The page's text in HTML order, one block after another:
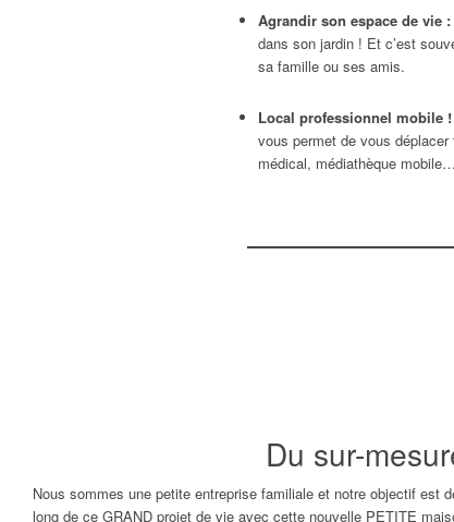
Agrandir son espace de vie :
dans son jardin ! Et c’est
sa famille ou ses amis.
Local professionnel mobile !
vous permet de vous
médical, médiathèque
Du sur-
Nous sommes une petite entreprise familiale et notre objectif est
long de ce GRAND projet de vie avec cette nouvelle PETITE